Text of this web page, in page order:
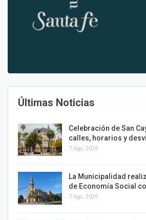
Últimas Noticias
Celebración de San
calles, horarios y
7 Ago, 2026
La Municipalidad
de Economía Social
7 Ago, 2026